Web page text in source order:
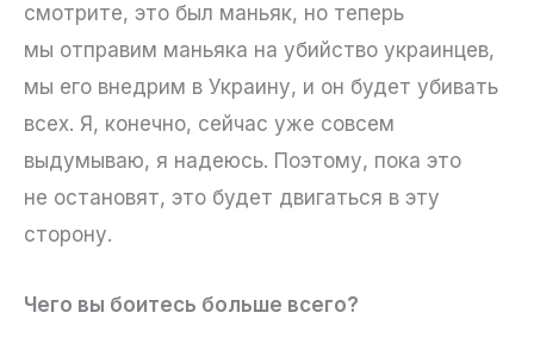
смотрите, это был маньяк, но теперь
мы отправим маньяка на убийство украинцев,
мы его внедрим в Украину, и он будет убивать
всех. Я, конечно, сейчас уже совсем
выдумываю, я надеюсь. Поэтому, пока это
не остановят, это будет двигаться в эту
сторону.
Чего вы боитесь больше всего?